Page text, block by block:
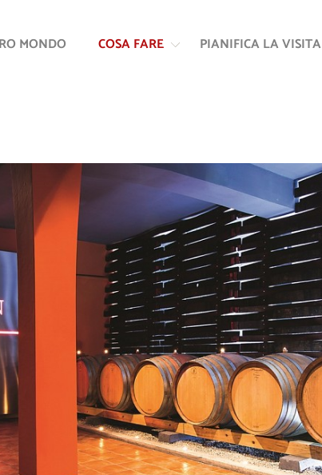
alla
MONDO COSA FARE PIANIFICA LA VISITA